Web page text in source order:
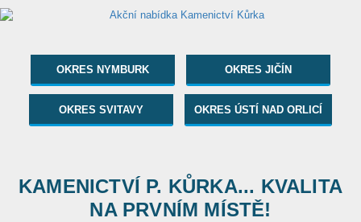
OKRES NYMBURK OKRES JIČÍN
OKRES SVITAVY OKRES ÚSTÍ NAD ORLICÍ
KAMENICTVÍ P. KŮRKA... KVALITA
NA PRVNÍM MÍSTĚ!